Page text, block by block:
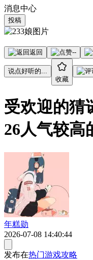
消息中心
投稿
返回 --
说点好听的...
收藏
受欢迎的猜
26人气较高
年糕勋
2026-07-08 14:40:44
发布在热门游戏攻略